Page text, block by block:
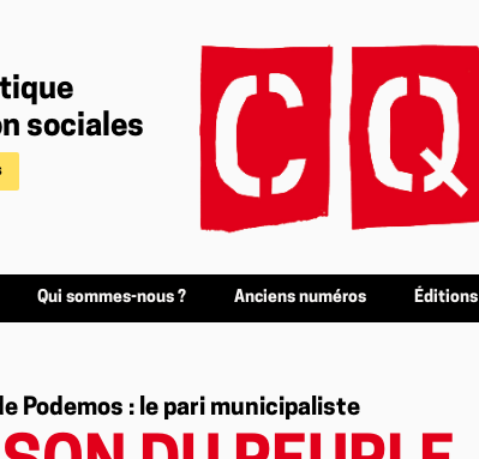
sociales
Qui sommes-nous ? Anciens numéros Éditions
Podemos : le pari municipaliste